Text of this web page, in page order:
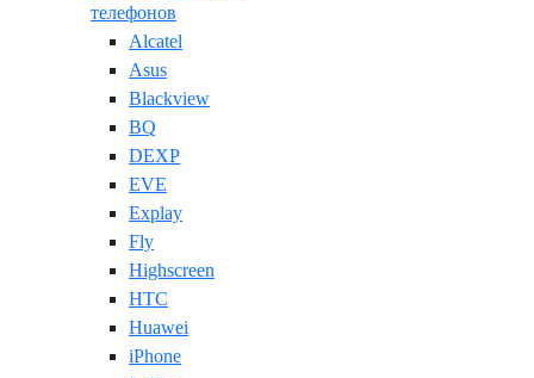
телефонов
Alcatel
Asus
Blackview
BQ
DEXP
EVE
Explay
Fly
Highscreen
HTC
Huawei
iPhone